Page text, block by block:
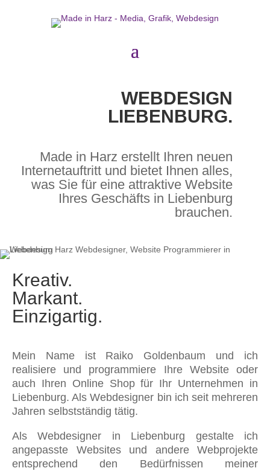
WEBDESIGN
LIEBENBURG.
Made in Harz erstellt Ihren neuen
Internetauftritt und bietet Ihnen alles,
was Sie für eine attraktive Website
Ihres Geschäfts in Liebenburg
brauchen.
Kreativ.
Markant.
Einzigartig.
Mein Name ist Raiko Goldenbaum und ich
realisiere und programmiere Ihre Website oder
auch Ihren Online Shop für Ihr Unternehmen in
Liebenburg. Als Webdesigner bin ich seit mehreren
Jahren selbstständig tätig.
Als Webdesigner in Liebenburg gestalte ich
angepasste Websites und andere Webprojekte
entsprechend den Bedürfnissen meiner